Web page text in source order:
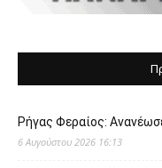
Ρήγας Φεραίος:
6 Αυγούστου 2026 16:13